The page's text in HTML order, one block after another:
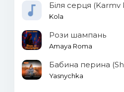
Kola
Рози шампань
Amaya Roma
Yasnychka